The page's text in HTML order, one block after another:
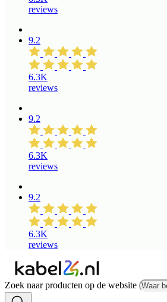
reviews
9.2
6.3K
reviews
9.2
6.3K
reviews
9.2
6.3K
reviews
Zoek naar producten op de website